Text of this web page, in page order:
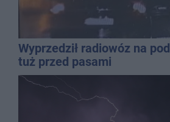
Wyprzedził radiowóz na
tuż przed pasami